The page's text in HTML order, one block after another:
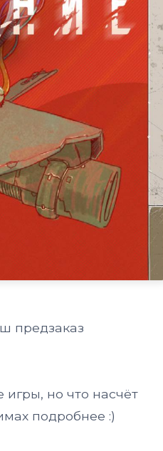
предзаказ
но что насчёт
подробнее :)